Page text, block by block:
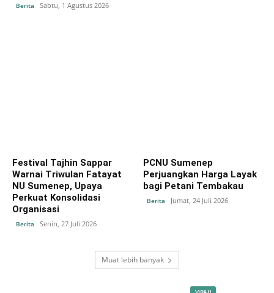
Berita Sabtu, 1 Agustus 2026
Festival Tajhin Sappar
Warnai Triwulan Fatayat
NU Sumenep, Upaya
Perkuat Konsolidasi
Organisasi
Berita Senin, 27 Juli 2026
PCNU Sumenep
Perjuangkan Harga Layak
bagi Petani Tembakau
Berita Jumat, 24 Juli 2026
Muat lebih banyak